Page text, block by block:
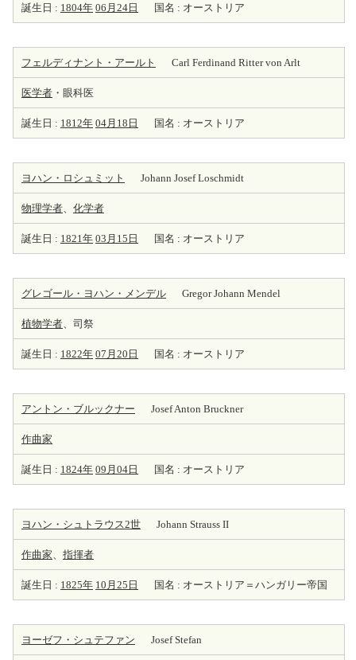
誕生日 : 1804年 06月24日 国名 : オーストリア
フェルディナント・アールト Carl Ferdinand Ritter von Arlt
医学者 ・眼科医
誕生日 : 1812年 04月18日 国名 : オーストリア
ヨハン・ロシュミット Johann Josef Loschmidt
物理学者、 化学者
誕生日 : 1821年 03月15日 国名 : オーストリア
グレゴール・ヨハン・メンデル Gregor Johann Mendel
植物学者、司祭
誕生日 : 1822年 07月20日 国名 : オーストリア
アントン・ブルックナー Josef Anton Bruckner
作曲家
誕生日 : 1824年 09月04日 国名 : オーストリア
ヨハン・シュトラウス2世 Johann Strauss II
作曲家、 指揮者
誕生日 : 1825年 10月25日 国名 : オーストリア＝ハンガリー帝国
ヨーゼフ・シュテファン Josef Stefan